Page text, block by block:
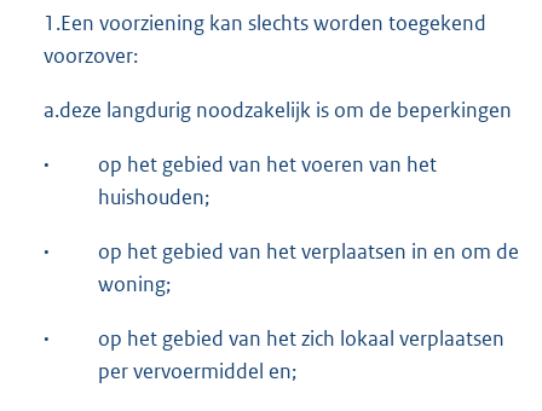
1.Een voorziening kan slechts worden toegekend
voorzover:
a.deze langdurig noodzakelijk is om de beperkingen
·
op het gebied van het voeren van het
huishouden;
·
op het gebied van het verplaatsen in en om de
woning;
·
op het gebied van het zich lokaal verplaatsen
per vervoermiddel en;